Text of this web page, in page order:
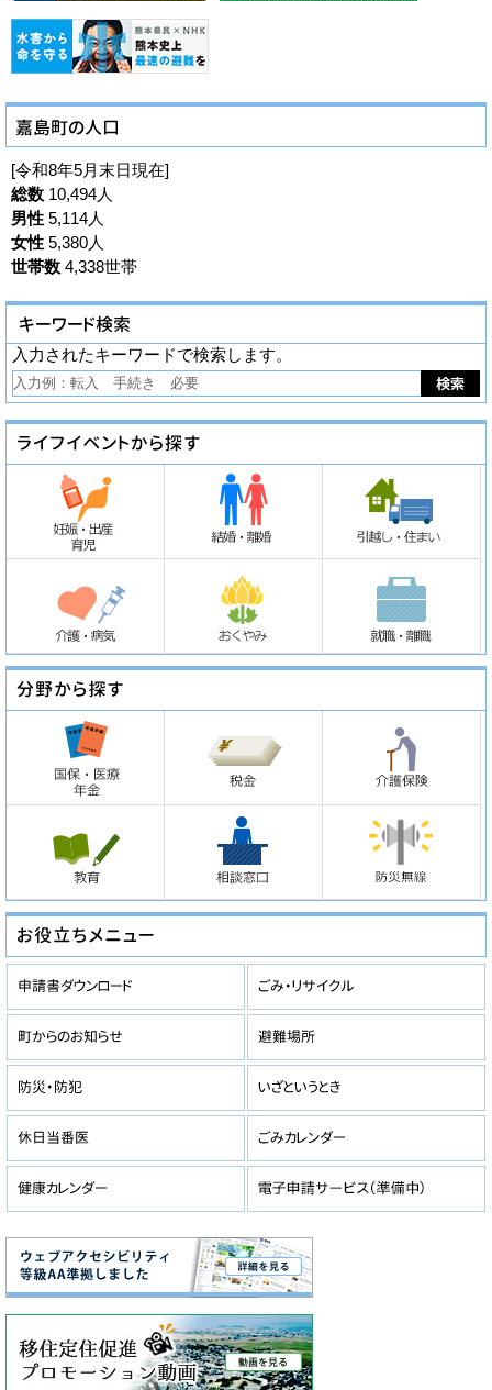
[令和8年5月末日現在]
総数 10,494人
男性 5,114人
女性 5,380人
世帯数 4,338世帯
入力されたキーワードで検索します。